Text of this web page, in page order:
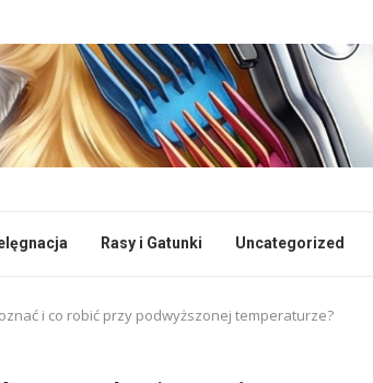
Rasy i Gatunki Uncategorized
i co robić przy podwyższonej temperaturze?